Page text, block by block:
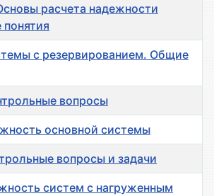
расчета надежности
с резервированием. Общие
вопросы
основной системы
вопросы и задачи
систем с нагруженным